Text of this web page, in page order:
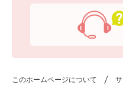
このホームページについて